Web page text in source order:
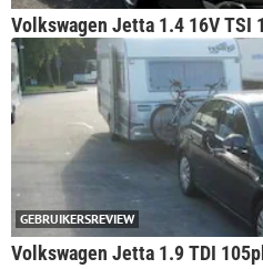
Volkswagen Jetta 1.4 16V TSI
GEBRUIKERSREVIEW
Volkswagen Jetta 1.9 TDI